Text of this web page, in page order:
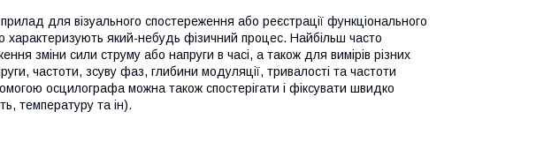
для візуального спостереження або реєстрації функціонального
який-небудь фізичний процес. Найбільш часто
зміни сили струму або напруги в часі, а також для вимірів різних
частоти, зсуву фаз, глибини модуляції, тривалості та частоти
осцилографа можна також спостерігати і фіксувати швидко
температуру та ін).